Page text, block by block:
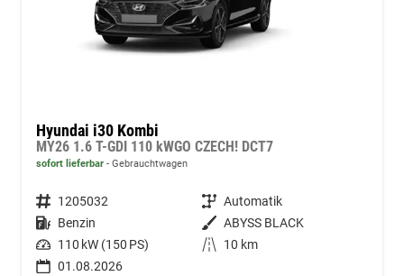
Hyundai i30 Kombi
MY26 1.6 T-GDI 110 kWGO CZECH! DCT7
sofort lieferbar Gebrauchtwagen
Fahrzeugnummer 1205032 Getriebe Automatik
Kraftstoff Benzin Außenfarbe ABYSS BLACK
Leistung 110 kW (150 PS) Kilometerstand
10 km
01.08.2026